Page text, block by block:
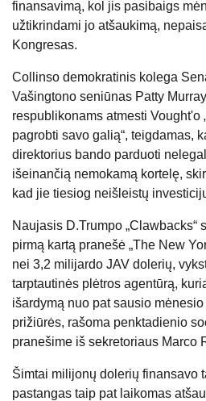
finansavimą, kol jis pasibaigs
užtikrindami jo atšaukimą,
Kongresas.
Collinso demokratinis kolega
Vašingtono seniūnas Patty
respublikonams atmesti Vought'o
pagrobti savo galią“, teigdamas,
direktorius bando parduoti
išeinančią nemokamą kortelę,
kad jie tiesiog neišleistų
Naujasis D.Trumpo „Clawbacks“
pirmą kartą pranešė „The New
nei 3,2 milijardo JAV dolerių,
tarptautinės plėtros agentūrą,
išardymą nuo pat sausio
prižiūrės, rašoma penktadienio
pranešime iš sekretoriaus Marco
Šimtai milijonų dolerių finansavo
pastangas taip pat laikomas